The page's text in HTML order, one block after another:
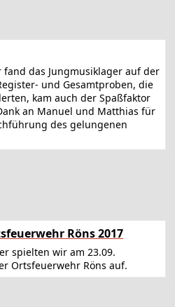
fand das Jungmusiklager auf der
und Gesamtproben, die
kam auch der Spaßfaktor
an Manuel und Matthias für
des gelungenen
Röns 2017
spielten wir am 23.09.
Ortsfeuerwehr Röns auf.